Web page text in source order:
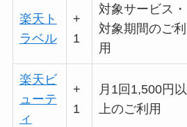
楽天ト
ラベル
+
1
対象サービス・
対象期間のご利
用
楽天ビ
ューテ
ィ
+
1
月1回1,500円以
上のご利用